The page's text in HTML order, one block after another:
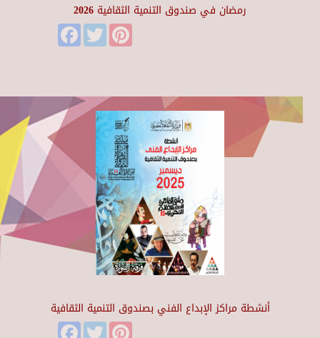
رمضان في صندوق التنمية الثقافية 2026
FacebookTwitter
أنشطة مراكز الإبداع الفني بصندوق التنمية الثقافية
FacebookTwitter